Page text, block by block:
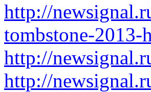
http://
tombstone-2013-
http://
http://